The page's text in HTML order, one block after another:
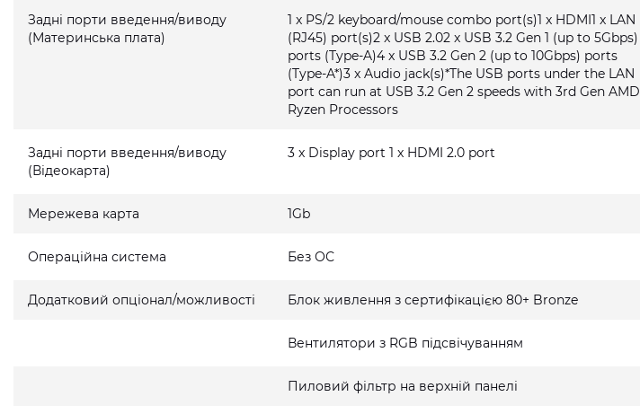
Задні порти введення/виводу
(Материнська плата)
1 x PS/2 keyboard/mouse combo port(s)1 x HDMI1 x LAN
(RJ45) port(s)2 x USB 2.02 x USB 3.2 Gen 1 (up to 5Gbps)
ports (Type-A)4 x USB 3.2 Gen 2 (up to 10Gbps) ports
(Type-A*)3 x Audio jack(s)*The USB ports under the LAN
port can run at USB 3.2 Gen 2 speeds with 3rd Gen AMD
Ryzen Processors
Задні порти введення/виводу
(Відеокарта)
3 x Display port 1 x HDMI 2.0 port
Мережева карта 1Gb
Операційна система Без ОС
Додатковий опціонал/можливості Блок живлення з сертифікацією 80+ Bronze
Вентилятори з RGB підсвічуванням
Пиловий фільтр на верхній панелі